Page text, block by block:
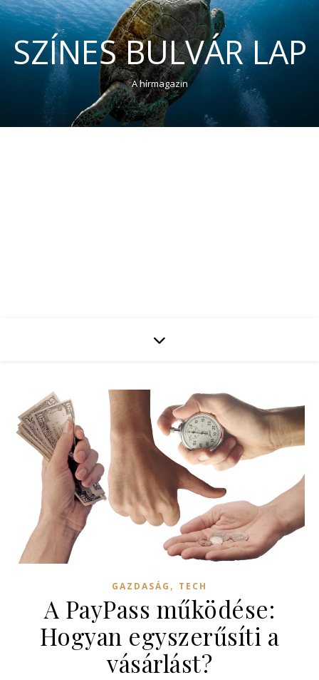
SZÍNES BULVÁR LAP
A hírmagazin
GAZDASÁG , TECH
A PayPass működése:
Hogyan egyszerűsíti a
vásárlást?